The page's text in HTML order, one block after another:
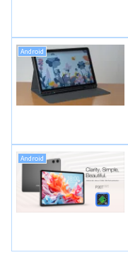
Android
Android